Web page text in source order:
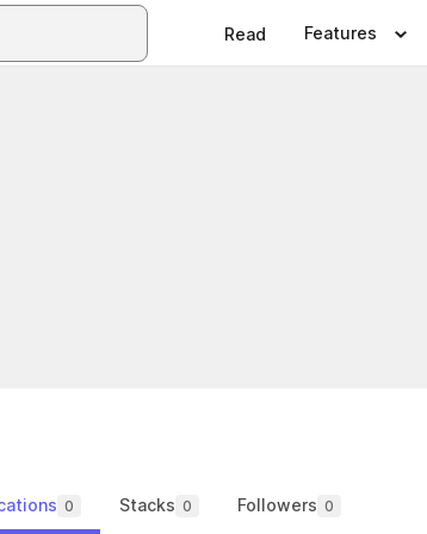
Read Features
0 Stacks 0 Followers 0